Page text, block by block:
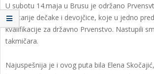
U subotu 14.maja u Brusu je održano
za starije dečake i devojčice, koje u jedno
kvalifikacije za državno Prvenstvo. Nastupili
takmičara.
Najuspešnija je i ovog puta bila Elena